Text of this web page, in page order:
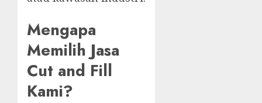
Mengapa
Memilih Jasa
Cut and Fill
Kami?